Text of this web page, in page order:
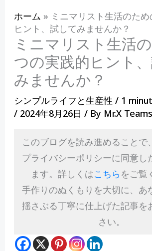
ホーム » ミニマリスト生活のた
ヒント、試してみませんか？
ミニマリスト生活
つの実践的ヒント
みませんか？
シンプルライフと生産性 / 1
/ 2024年8月26日 / By Mr.X Teams
このブログを読み進めることで
プライバシーポリシーに同意し
ます。詳しくはこちら をご覧
手作りのぬくもりを大切に、あ
揺さぶる丁寧に仕上げた記事を
さい。